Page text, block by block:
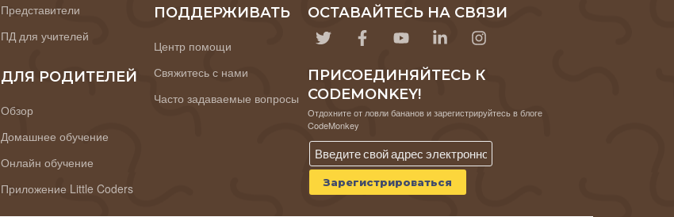
Представители
ПД для учителей
ДЛЯ РОДИТЕЛЕЙ
Обзор
Домашнее обучение
Онлайн обучение
Приложение Little Coders
ПОДДЕРЖИВАТЬ
Центр помощи
Свяжитесь с нами
Часто задаваемые вопросы
ОСТАВАЙТЕСЬ НА СВЯЗИ
ПРИСОЕДИНЯЙТЕСЬ К
CODEMONKEY!
Отдохните от ловли бананов и зарегистрируйтесь в блоге
CodeMonkey